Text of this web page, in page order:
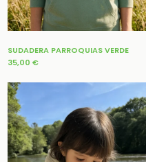
SUDADERA PARROQUIAS VERDE
35,00 €